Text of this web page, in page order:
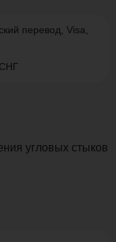
перевод, Visa,
угловых стыков